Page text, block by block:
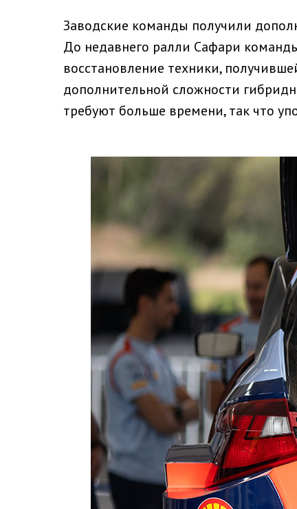
Заводские команды получили
До недавнего ралли Сафари
восстановление техники,
дополнительной сложности
требуют больше времени, так что